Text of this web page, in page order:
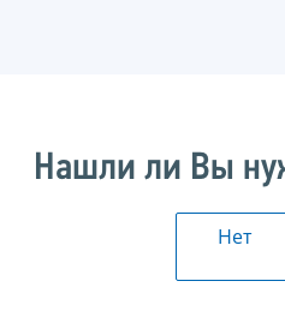
Нашли ли Вы
Нет